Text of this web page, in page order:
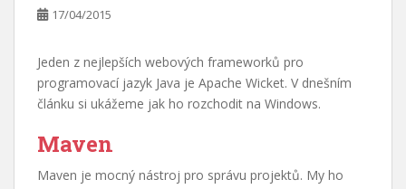
17/04/2015
Jeden z nejlepších webových frameworků pro
programovací jazyk Java je Apache Wicket. V dnešním
článku si ukážeme jak ho rozchodit na Windows.
Maven
Maven je mocný nástroj pro správu projektů. My ho